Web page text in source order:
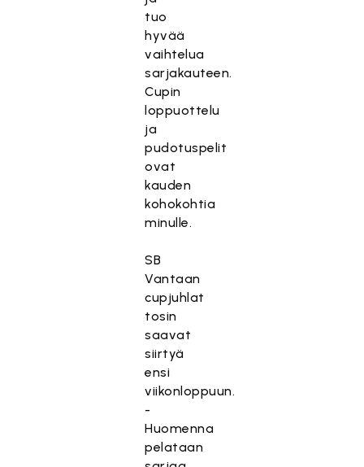
tuo
hyvää
vaihtelua
sarjakauteen.
Cupin
loppuottelu
ja
pudotuspelit
ovat
kauden
kohokohtia
minulle.
SB
Vantaan
cupjuhlat
tosin
saavat
siirtyä
ensi
viikonloppuun.
-
Huomenna
pelataan